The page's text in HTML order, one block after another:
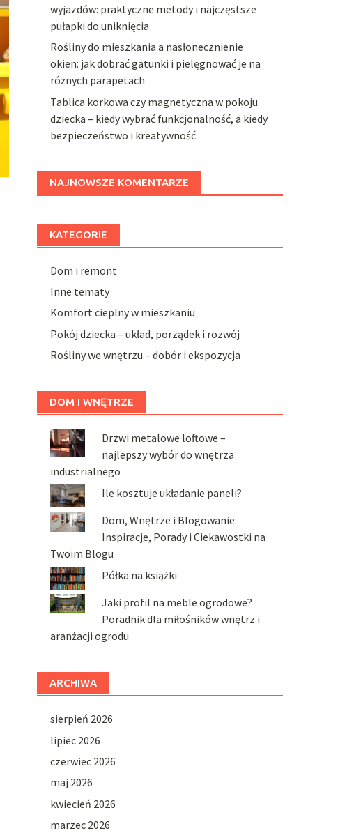
wyjazdów: praktyczne metody i najczęstsze
pułapki do uniknięcia
Rośliny do mieszkania a nasłonecznienie
okien: jak dobrać gatunki i pielęgnować je na
różnych parapetach
Tablica korkowa czy magnetyczna w pokoju
dziecka – kiedy wybrać funkcjonalność, a kiedy
bezpieczeństwo i kreatywność
NAJNOWSZE KOMENTARZE
KATEGORIE
Dom i remont
Inne tematy
Komfort cieplny w mieszkaniu
Pokój dziecka – układ, porządek i rozwój
Rośliny we wnętrzu – dobór i ekspozycja
DOM I WNĘTRZE
Drzwi metalowe loftowe –
najlepszy wybór do wnętrza
industrialnego
Ile kosztuje układanie paneli?
Dom, Wnętrze i Blogowanie:
Inspiracje, Porady i Ciekawostki na
Twoim Blogu
Półka na książki
Jaki profil na meble ogrodowe?
Poradnik dla miłośników wnętrz i
aranżacji ogrodu
ARCHIWA
sierpień 2026
lipiec 2026
czerwiec 2026
maj 2026
kwiecień 2026
marzec 2026